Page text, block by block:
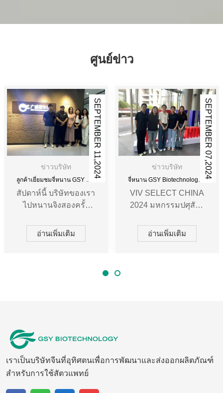
ศูนย์ข่าว
SEPTEMBER 11,2024
ข่าวบริษัท
ลูกค้าเยี่ยมชมจี่หนาน GSY Biotechnology Co.,Ltd
สัปดาห์นี้ บริษัทของเรา
ไปหนานจิงสองครั้ง
VIV และพบปะกับ
ลูกค้าระยะยาว ใน
ภัณฑ์ใหม่ให้กับลูกค้า
โดยละเอียด ในเวลา
เดียวกัน
อ่านเพิ่มเติม
SEPTEMBER 07,2024
ข่าวบริษัท
จี่หนาน GSY Biotechnology Co.,Ltd ในนิทรรศการ Nanjing VIV
VIV SELECT CHINA
2024 มหกรรมปศุสัตว์
เอเชีย (หนานจิง) จัดขึ้น
อย่างยิ่งใหญ่เมื่อวันที่ 5
โมเมนตัม
อ่านเพิ่มเติม
เราเป็นบริษัทจีนที่อุทิศตนเพื่อการพัฒนาและส่งออกผลิตภัณฑ์
สำหรับการใช้สัตวแพทย์